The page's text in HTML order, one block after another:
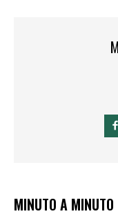
MINUTO A MINUTO